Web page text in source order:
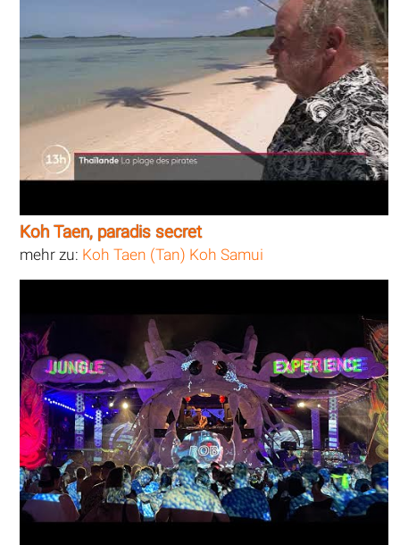
Koh Taen, paradis secret
mehr zu: Koh Taen (Tan) Koh Samui